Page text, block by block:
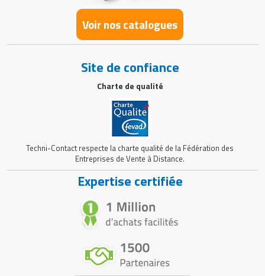
Voir nos catalogues
Site de confiance
Charte de qualité
Techni-Contact respecte la charte qualité de la Fédération des
Entreprises de Vente à Distance.
Expertise certifiée